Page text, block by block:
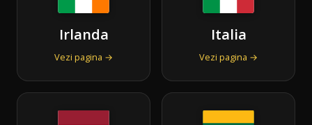
Irlanda
Vezi pagina →
Italia
Vezi pagina →